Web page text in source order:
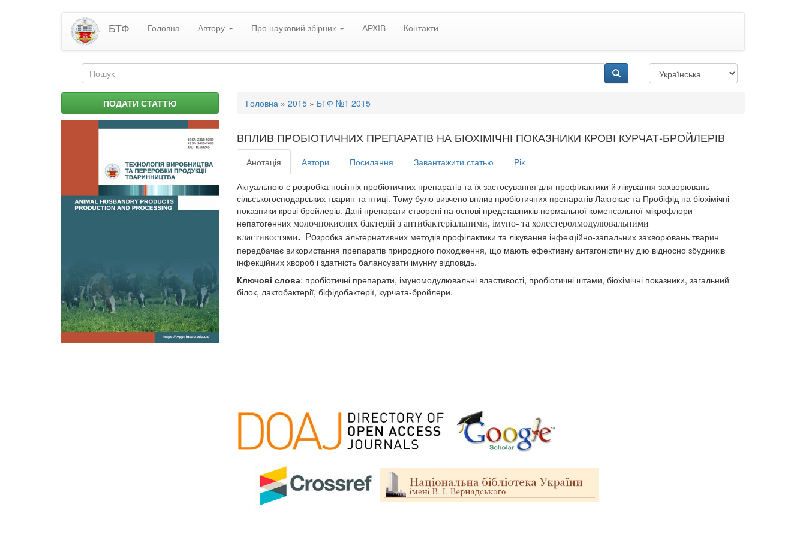
БТФ Головна Автору Про науковий збірник АРХІВ Контакти
Пошукова
форма
ПОДАТИ СТАТТЮ Ви
тут
Головна » 2015 » БТФ №1 2015
ВПЛИВ ПРОБІОТИЧНИХ ПРЕПАРАТІВ НА БІОХІМІЧНІ ПОКАЗНИКИ КРОВІ КУРЧАТ-БРОЙЛЕРІВ
Анотація Автори Посилання Завантажити статью Рік
Актуальною є розробка новітніх пробіотичних препаратів та їх застосування для профілактики й лікування захворювань
сільськогосподарських тварин та птиці. Тому було вивчено вплив пробіотичних препаратів Лактокас та Пробіфід на біохімічні
показники крові бройлерів. Дані препарати створені на основі представників нормальної коменсальної мікрофлори –
непатогенних молочнокислих бактерій з антибактеріальними, імуно- та холестеролмодулювальними
властивостями. Розробка альтернативних методів профілактики та лікування інфекційно-запальних захворювань тварин
передбачає використання препаратів природного походження, що мають ефективну антагоністичну дію відносно збудників
інфекційних хвороб і здатність балансувати імунну відповідь.
Ключові слова: пробіотичні препарати, імуномодулювальні властивості, пробіотичні штами, біохімічні показники, загальний
білок, лактобактерії, біфідобактерії, курчата-бройлери.